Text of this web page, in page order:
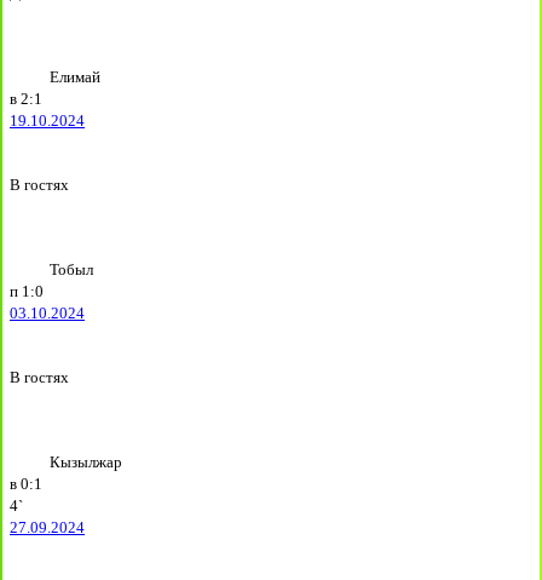
Елимай
в 2:1
19.10.2024
В гостях
Тобыл
п 1:0
03.10.2024
В гостях
Кызылжар
в 0:1
4`
27.09.2024